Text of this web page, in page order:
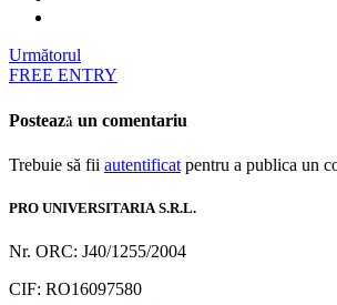
Următorul
FREE ENTRY
Postează un comentariu
Trebuie să fii autentificat pentru a publica un
PRO UNIVERSITARIA S.R.L.
Nr. ORC: J40/1255/2004
CIF: RO16097580